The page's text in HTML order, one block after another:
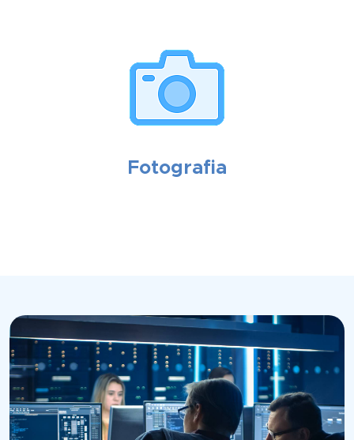
Fotografia